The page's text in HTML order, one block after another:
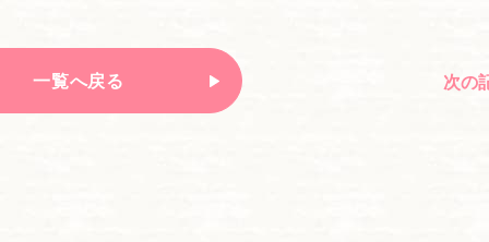
一覧へ戻る 次の